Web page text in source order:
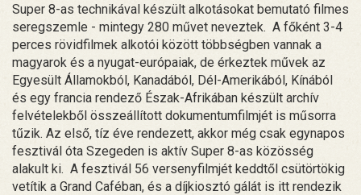
Super 8-as technikával készült alkotásokat bemutató filmes
seregszemle - mintegy 280 művet neveztek. A főként 3-4
perces rövidfilmek alkotói között többségben vannak a
magyarok és a nyugat-európaiak, de érkeztek művek az
Egyesült Államokból, Kanadából, Dél-Amerikából, Kínából
és egy francia rendező Észak-Afrikában készült archív
felvételekből összeállított dokumentumfilmjét is műsorra
tűzik. Az első, tíz éve rendezett, akkor még csak egynapos
fesztivál óta Szegeden is aktív Super 8-as közösség
alakult ki. A fesztivál 56 versenyfilmjét keddtől csütörtökig
vetítik a Grand Caféban, és a díjkiosztó gálát is itt rendezik